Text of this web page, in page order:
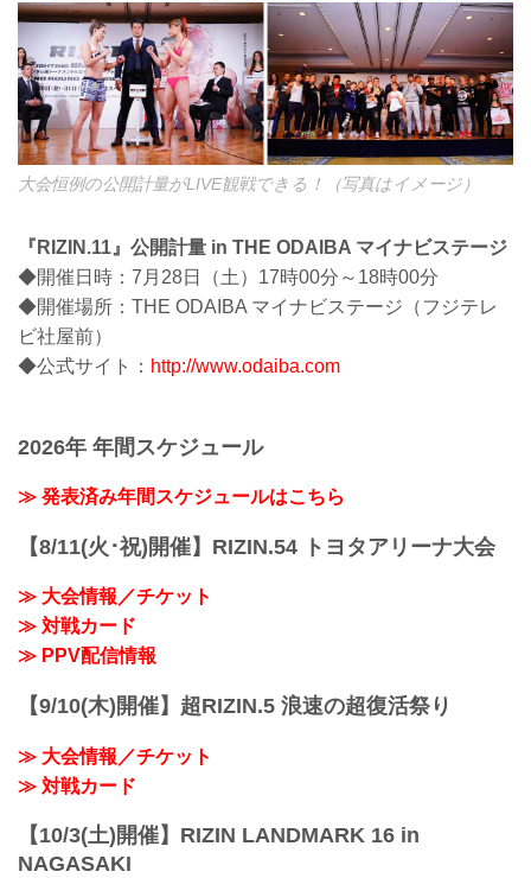
大会恒例の公開計量がLIVE観戦できる！（写真はイメージ）
『RIZIN.11』公開計量 in THE ODAIBA マイナビステージ
◆開催日時：7月28日（土）17時00分～18時00分
◆開催場所：THE ODAIBA マイナビステージ（フジテレ
ビ社屋前）
◆公式サイト： http://www.odaiba.com
2026年 年間スケジュール
≫ 発表済み年間スケジュールはこちら
【8/11(火･祝)開催】RIZIN.54 トヨタアリーナ大会
≫ 大会情報／チケット
≫ 対戦カード
≫ PPV配信情報
【9/10(木)開催】超RIZIN.5 浪速の超復活祭り
≫ 大会情報／チケット
≫ 対戦カード
【10/3(土)開催】RIZIN LANDMARK 16 in
NAGASAKI